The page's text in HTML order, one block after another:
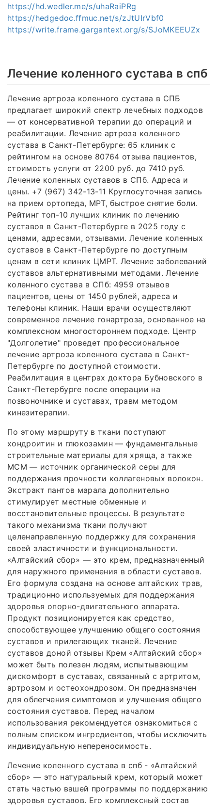
https://hd.wedler.me/s/uhaRaiPRg
https://hedgedoc.ffmuc.net/s/zJtUIrVbf0
https://write.frame.gargantext.org/s/SJoMKEEUZx
Лечение коленного сустава в спб
Лечение артроза коленного сустава в СПБ
предлагает широкий спектр лечебных подходов
— от консервативной терапии до операций и
реабилитации. Лечение артроза коленного
сустава в Санкт-Петербурге: 65 клиник с
рейтингом на основе 80764 отзыва пациентов,
стоимость услуги от 2200 руб. до 7410 руб.
Лечение коленных суставов в СПб. Адреса и
цены. +7 (967) 342-13-11 Круглосуточная запись
на прием ортопеда, МРТ, быстрое снятие боли.
Рейтинг топ-10 лучших клиник по лечению
суставов в Санкт-Петербурге в 2025 году с
ценами, адресами, отзывами. Лечение коленных
суставов в Санкт-Петербурге по доступным
ценам в сети клиник ЦМРТ. Лечение заболеваний
суставов альтернативными методами. Лечение
коленного сустава в СПб: 4959 отзывов
пациентов, цены от 1450 рублей, адреса и
телефоны клиник. Наши врачи осуществляют
современное лечение гонартроза, основанное на
комплексном многостороннем подходе. Центр
"Долголетие" проведет профессиональное
лечение артроза коленного сустава в Санкт-
Петербурге по доступной стоимости.
Реабилитация в центрах доктора Бубновского в
Санкт-Петербурге после операции на
позвоночнике и суставах, травм методом
кинезитерапии.
По этому маршруту в ткани поступают
хондроитин и глюкозамин — фундаментальные
строительные материалы для хряща, а также
МСМ — источник органической серы для
поддержания прочности коллагеновых волокон.
Экстракт пантов марала дополнительно
стимулирует местные обменные и
восстановительные процессы. В результате
такого механизма ткани получают
целенаправленную поддержку для сохранения
своей эластичности и функциональности.
«Алтайский сбор» — это крем, предназначенный
для наружного применения в области суставов.
Его формула создана на основе алтайских трав,
традиционно используемых для поддержания
здоровья опорно-двигательного аппарата.
Продукт позиционируется как средство,
способствующее улучшению общего состояния
суставов и прилегающих тканей. Лечение
суставов доной отзывы Крем «Алтайский сбор»
может быть полезен людям, испытывающим
дискомфорт в суставах, связанный с артритом,
артрозом и остеохондрозом. Он предназначен
для облегчения симптомов и улучшения общего
состояния суставов. Перед началом
использования рекомендуется ознакомиться с
полным списком ингредиентов, чтобы исключить
индивидуальную непереносимость.
Лечение коленного сустава в спб - «Алтайский
сбор» — это натуральный крем, который может
стать частью вашей программы по поддержанию
здоровья суставов. Его комплексный состав